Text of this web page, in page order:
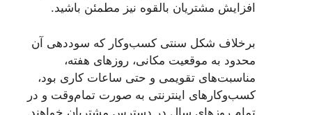
افزایش مشتریان بالقوه نیز مطمئن باشید.
برخلاف شکل سنتی کسب‌وکار که سوددهی آن
محدود به موقعیت مکانی، روزهای هفته،
مناسبت‌های تقویمی و حتی ساعات کاری بود،
کسب‌وکارهای اینترنتی به صورت تمام‌وقت و در
تمام روزهای سال در دسترس مشتریان خواهند